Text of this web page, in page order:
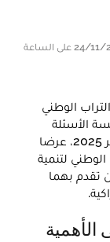
في 24/11/2025 على الساعة 17:06, تحديث بتاريخ 24/11/2025 على الساعة
الوطني
الأسئلة
الشفوية بمجلس النواب، اليوم الاثنين 24 نونبر 2025، عرضا
لتنمية
تقدم بهما